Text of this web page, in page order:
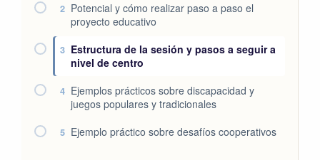
2 Potencial y cómo realizar paso a paso el
proyecto educativo
3 Estructura de la sesión y pasos a seguir a
nivel de centro
4 Ejemplos prácticos sobre discapacidad y
juegos populares y tradicionales
5 Ejemplo práctico sobre desafíos cooperativos